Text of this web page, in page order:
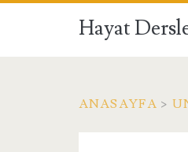
Hayat
ANASAYFA >